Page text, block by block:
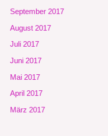
September 2017
August 2017
Juli 2017
Juni 2017
Mai 2017
April 2017
März 2017